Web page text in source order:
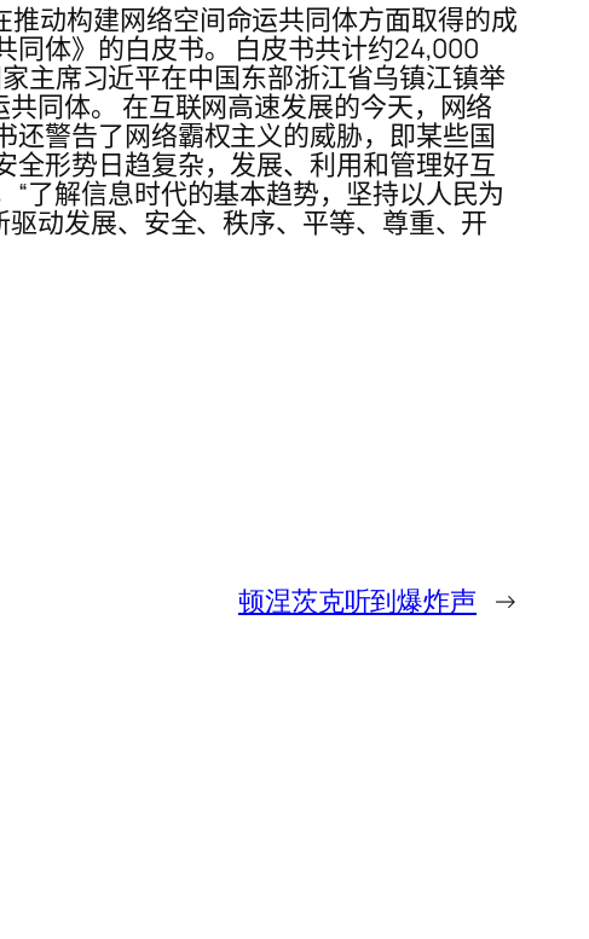
动构建网络空间命运共同体方面取得的成
同体》的白皮书。 白皮书共计约24,000
主席习近平在中国东部浙江省乌镇江镇举
同体。 在互联网高速发展的今天，网络
还警告了网络霸权主义的威胁，即某些国
全形势日趋复杂，发展、利用和管理好互
了解信息时代的基本趋势，坚持以人民为
动发展、安全、秩序、平等、尊重、开
顿涅茨克听到爆炸声 →